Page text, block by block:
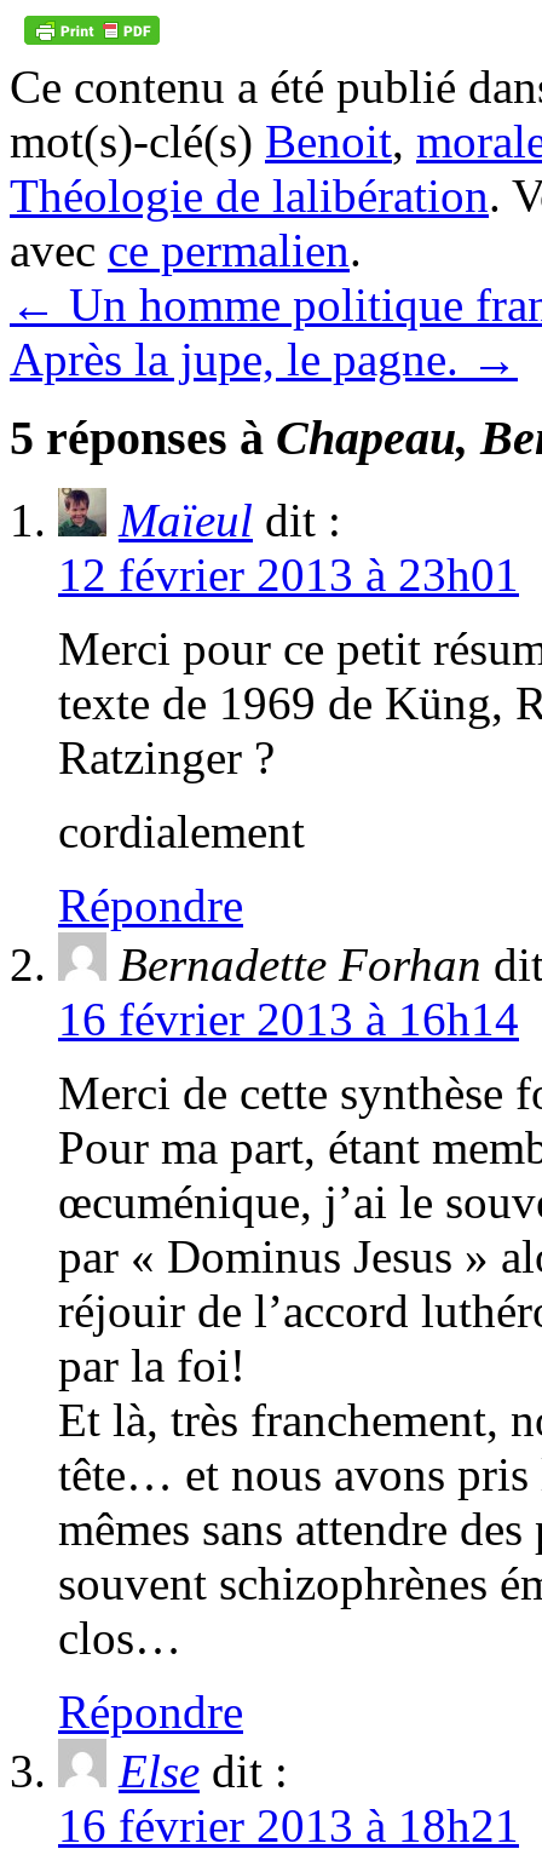
Ce contenu a été publié
mot(s)-clé(s) Benoit,
Théologie de lalibération.
avec ce permalien.
← Un homme politique
Après la jupe, le pagne. →
5 réponses à Chapeau,
Maïeul dit :
12 février 2013 à 23h01
Merci pour ce petit
texte de 1969 de Küng,
Ratzinger ?
cordialement
Répondre
Bernadette Forhan
16 février 2013 à 16h14
Merci de cette synthèse
Pour ma part, étant
œcuménique, j’ai le
par « Dominus Jesus »
réjouir de l’accord
par la foi!
Et là, très franchement,
tête… et nous avons pris
mêmes sans attendre
souvent schizophrènes
clos…
Répondre
Else dit :
16 février 2013 à 18h21